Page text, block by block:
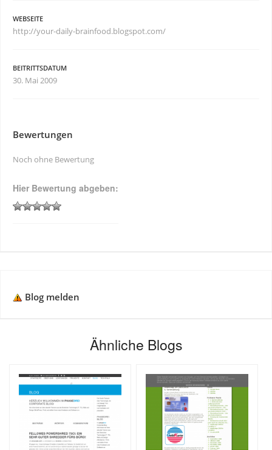
WEBSEITE
http://your-daily-brainfood.blogspot.com/
BEITRITTSDATUM
30. Mai 2009
Bewertungen
Noch ohne Bewertung
Hier Bewertung abgeben:
Blog melden
Ähnliche Blogs